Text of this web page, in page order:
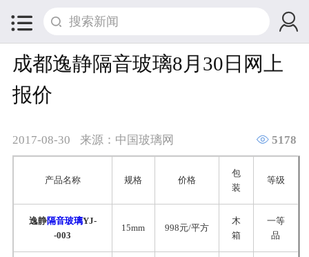
 
成都逸静隔音玻璃8月30日网上
报价
2017-08-30 来源：中国玻璃网  5178
产品名称 规格 价格
包
装
等级
逸静隔音玻璃YJ-
-003
15mm 998元/平方
木
箱
一等
品